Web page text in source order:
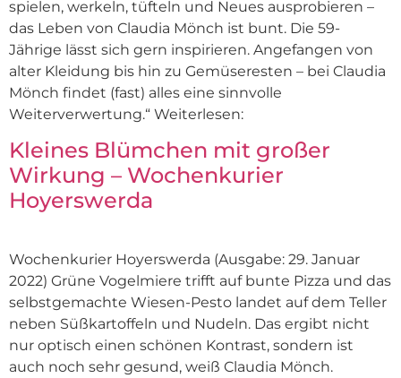
spielen, werkeln, tüfteln und Neues ausprobieren –
das Leben von Claudia Mönch ist bunt. Die 59-
Jährige lässt sich gern inspirieren. Angefangen von
alter Kleidung bis hin zu Gemüseresten – bei Claudia
Mönch findet (fast) alles eine sinnvolle
Weiterverwertung.“ Weiterlesen:
Kleines Blümchen mit großer
Wirkung – Wochenkurier
Hoyerswerda
Wochenkurier Hoyerswerda (Ausgabe: 29. Januar
2022) Grüne Vogelmiere trifft auf bunte Pizza und das
selbstgemachte Wiesen-Pesto landet auf dem Teller
neben Süßkartoffeln und Nudeln. Das ergibt nicht
nur optisch einen schönen Kontrast, sondern ist
auch noch sehr gesund, weiß Claudia Mönch.